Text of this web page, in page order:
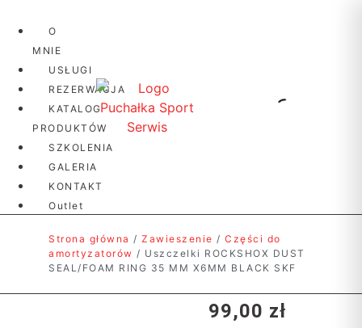
O
MNIE
USŁUGI
REZERWACJA
KATALOG
PRODUKTÓW
SZKOLENIA
GALERIA
KONTAKT
Outlet
Strona główna / Zawieszenie / Części do
amortyzatorów / Uszczelki ROCKSHOX DUST
SEAL/FOAM RING 35 MM X6MM BLACK SKF
99,00 zł